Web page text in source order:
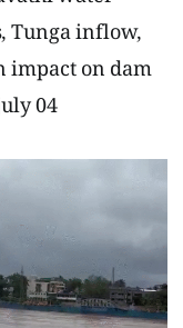
Tunga inflow,
impact on dam
04